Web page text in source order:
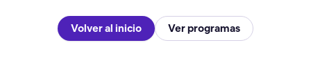
Volver al inicio Ver programas